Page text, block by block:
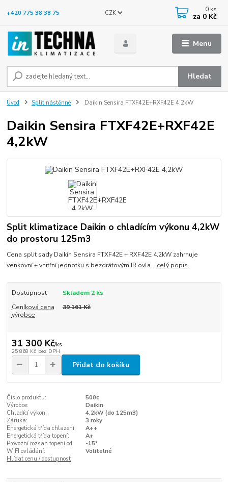
Menu
CZK
Hledat
+420 775 38 38 75 0 ks
za 0 Kč
Úvod Split nástěnné Daikin Sensira FTXF42E+RXF42E 4,2kW
Daikin Sensira FTXF42E+RXF42E
4,2kW
Split klimatizace Daikin o chladícím výkonu 4,2kW
do prostoru 125m3
Cena split sady Daikin Sensira FTXF42E + RXF42E 4,2kW zahrnuje
venkovní + vnitřní jednotku s bezdrátovým IR ovla... celý popis
Dostupnost
Skladem 2 ks
Ceníková cena
výrobce
39 161 Kč
31 300 Kč/ks
25 868 Kč bez DPH
Přidat do košíku
Číslo produktu:
500c
Výrobce:
Daikin
Chladící výkon:
4,2kW (do 125m3)
Záruka:
3 roky
Energetická třída chlazení:
A++
Energetická třída topení:
A+
Provozní rozsah topení od:
-15°
WIFI ovládání:
Volitelné
Hlídat cenu / dostupnost